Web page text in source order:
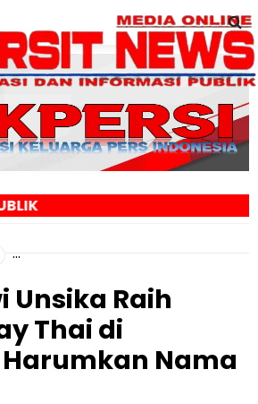
Unsika Raih
Thai di
Nama